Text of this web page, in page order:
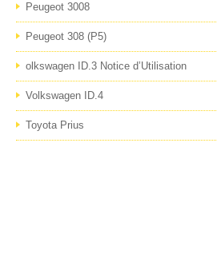
Peugeot 3008
Peugeot 308 (P5)
olkswagen ID.3 Notice d’Utilisation
Volkswagen ID.4
Toyota Prius